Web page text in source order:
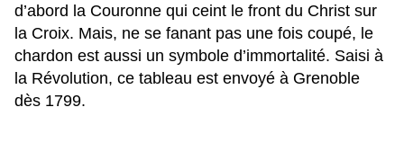
d’abord la Couronne qui ceint le front du Christ sur
la Croix. Mais, ne se fanant pas une fois coupé, le
chardon est aussi un symbole d’immortalité. Saisi à
la Révolution, ce tableau est envoyé à Grenoble
dès 1799.